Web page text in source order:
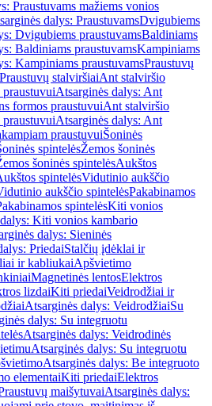
Praustuvams mažiems vonios
dalys: PraustuvamsDvigubiems
Dvigubiems praustuvamsBaldiniams
Baldiniams praustuvamsKampiniams
Kampiniams praustuvamsPraustuvų
stalviršiaiAnt stalviršio
praustuvuiAtsarginės dalys: Ant
formos praustuvuiAnt stalviršio
praustuvuiAtsarginės dalys: Ant
praustuvuiŠoninės
spintelėsŽemos šoninės
šoninės spintelėsAukštos
spintelėsVidutinio aukščio
aukščio spintelėsPakabinamos
spintelėsKiti vonios
Kiti vonios kambario
dalys: Sieninės
PriedaiStalčių įdėklai ir
ir kabliukaiApšvietimo
Magnetinės lentosElektros
lizdaiKiti priedaiVeidrodžiai ir
Atsarginės dalys: VeidrodžiaiSu
dalys: Su integruotu
Atsarginės dalys: Veidrodinės
Atsarginės dalys: Su integruotu
Atsarginės dalys: Be integruoto
elementaiKiti priedaiElektros
maišytuvaiAtsarginės dalys: